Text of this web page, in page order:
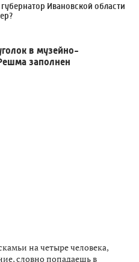
Ивановской области
в музейно-
заполнен
на четыре человека,
словно попадаешь в